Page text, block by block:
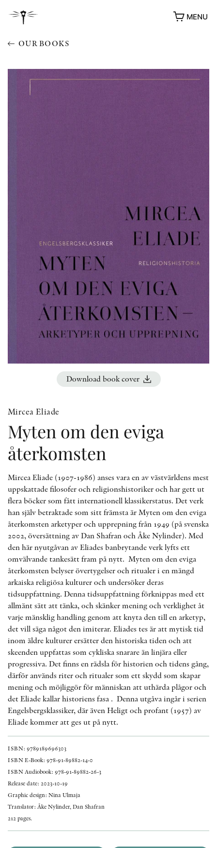
MENU
AWARDS
OTHER FORMATS
PEER REVIEW PROCESS
OUR BOOKS
Download book cover
Mircea Eliade
Myten om den eviga
återkomsten
Mircea Eliade (1907-1986) anses vara en av västvärldens mest
uppskattade filosofer och religionshistoriker och har gett ut
flera böcker som fått internationell klassikerstatus. Det verk
han själv betraktade som sitt främsta är Myten om den eviga
återkomsten arketyper och upprepning från 1949 (på svenska
2002, översättning av Dan Shafran och Åke Nylinder). Med
den här nyutgåvan av Eliades banbrytande verk lyfts ett
omvälvande tankesätt fram på nytt. Myten om den eviga
återkomsten belyser övertygelser och ritualer i en mängd
arkaiska religiösa kulturer och undersöker deras
tidsuppfattning. Denna tidsuppfattning förknippas med ett
allmänt sätt att tänka, och skänker mening och verklighet åt
varje mänsklig handling genom att knyta den till en arketyp,
det vill säga något den imiterar. Eliades tes är att mytisk tid
inom äldre kulturer ersätter den historiska tiden och att
skeenden uppfattas som cykliska snarare än linjära eller
progressiva. Det finns en rädsla för historien och tidens gång,
därför används riter och ritualer som ett skydd som skapar
mening och möjliggör för människan att uthärda plågor och
det Eliade kallar historiens fasa . Denna utgåva ingår i serien
Engelsbergsklassiker, där även Heligt och profant (1957) av
Eliade kommer att ges ut på nytt.
ISBN: 9789189696303
ISBN E-Book: 978-91-89882-14-0
ISBN Audiobook: 978-91-89882-26-3
Release date: 2023-10-19
Graphic design: Nina Ulmaja
Translator: Åke Nylinder, Dan Shafran
212 pages.